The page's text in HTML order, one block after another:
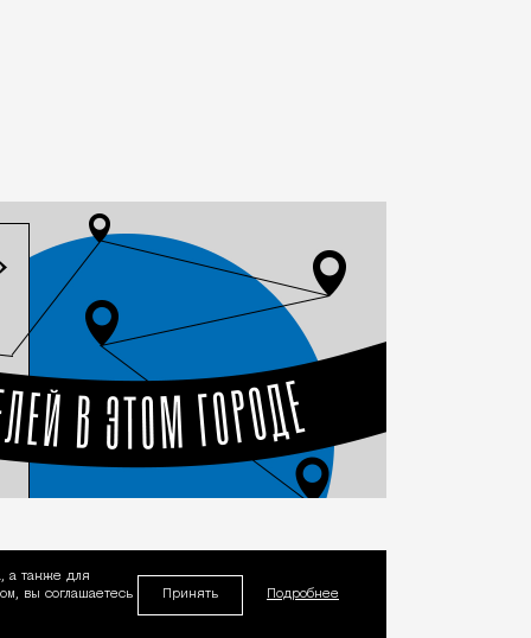
а также для
вы соглашаетесь
Принять Подробнее